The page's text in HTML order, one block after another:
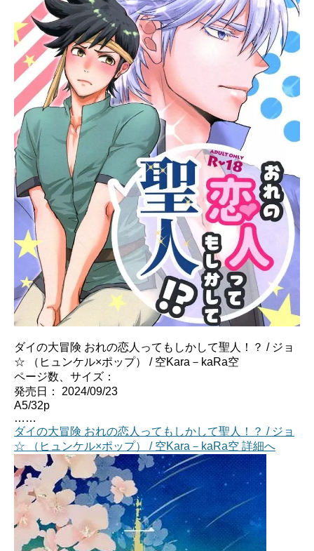
ダイの大冒険 おれの恋人ってもしかして聖人！？ / ジョ
☆ （ヒュンケル×ポップ） / 空Kara－kaRa空
ページ数、サイズ：
発売日： 2024/09/23
A5/32p
……
ダイの大冒険 おれの恋人ってもしかして聖人！？ / ジョ
☆ （ヒュンケル×ポップ） / 空Kara－kaRa空 詳細へ